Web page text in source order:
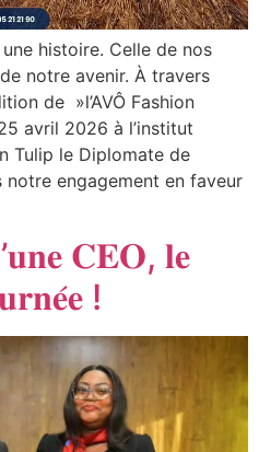
histoire. Celle de nos
notre avenir. À travers
de »l’AVÔ Fashion
avril 2026 à l’institut
Tulip le Diplomate de
engagement en faveur
𝐂𝐄𝐎, 𝐥𝐞
!